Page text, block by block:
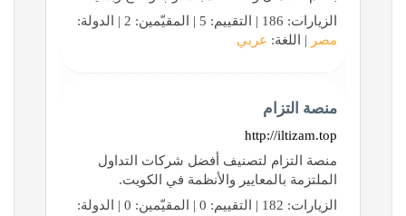
الزيارات: 186 | التقييم: 5 | المقيّمين: 2 | الدولة:
مصر | اللغة: عربي
منصة التزام
http://iltizam.top
منصة التزام لتصنيف أفضل شركات التداول
الملتزمة بالمعايير والأنظمة في الكويت.
الزيارات: 182 | التقييم: 0 | المقيّمين: 0 | الدولة: